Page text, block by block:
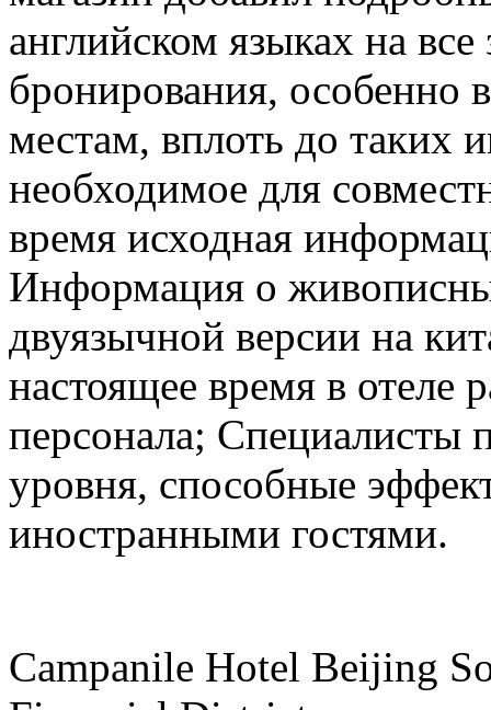
английском языках на
бронирования, особенно
местам, вплоть до таких
необходимое для
время исходная
Информация о
двуязычной версии на
настоящее время в
персонала; Специалисты
уровня, способные
иностранными гостями.
Campanile Hotel Beijing